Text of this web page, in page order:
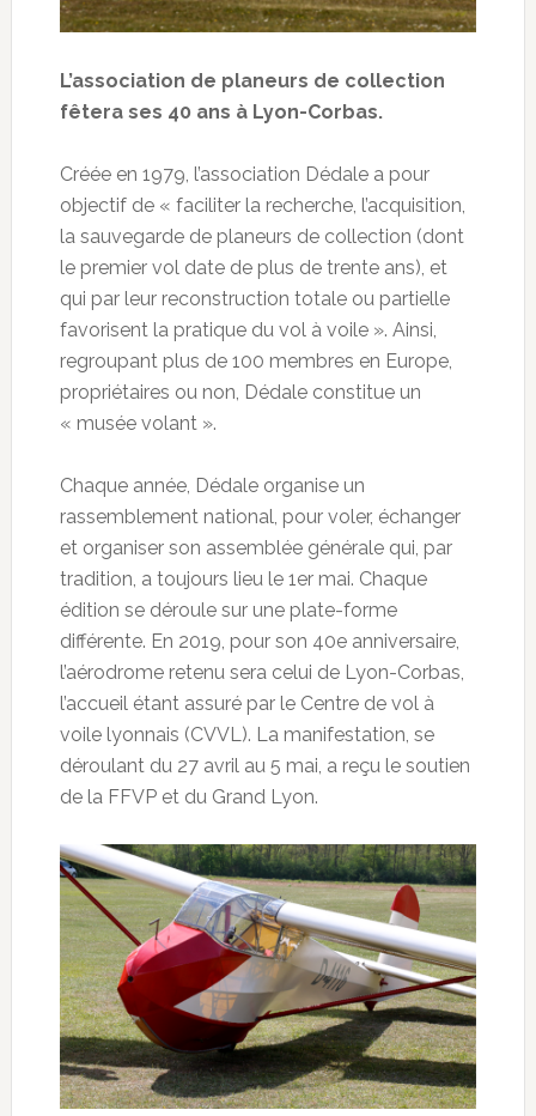
L’association de planeurs de collection
fêtera ses 40 ans à Lyon-Corbas.
Créée en 1979, l’association Dédale a pour
objectif de « faciliter la recherche, l’acquisition,
la sauvegarde de planeurs de collection (dont
le premier vol date de plus de trente ans), et
qui par leur reconstruction totale ou partielle
favorisent la pratique du vol à voile ». Ainsi,
regroupant plus de 100 membres en Europe,
propriétaires ou non, Dédale constitue un
« musée volant ».
Chaque année, Dédale organise un
rassemblement national, pour voler, échanger
et organiser son assemblée générale qui, par
tradition, a toujours lieu le 1er mai. Chaque
édition se déroule sur une plate-forme
différente. En 2019, pour son 40e anniversaire,
l’aérodrome retenu sera celui de Lyon-Corbas,
l’accueil étant assuré par le Centre de vol à
voile lyonnais (CVVL). La manifestation, se
déroulant du 27 avril au 5 mai, a reçu le soutien
de la FFVP et du Grand Lyon.